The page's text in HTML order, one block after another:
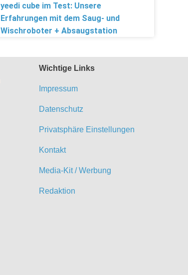
yeedi cube im Test: Unsere
Erfahrungen mit dem Saug- und
Wischroboter + Absaugstation
Wichtige Links
Impressum
Datenschutz
Privatsphäre Einstellungen
Kontakt
Media-Kit / Werbung
Redaktion